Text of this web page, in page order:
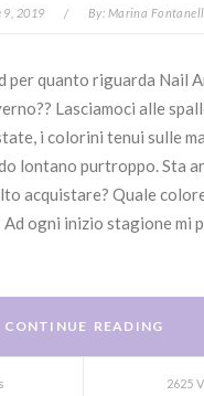
2019 / By: Marina
per quanto riguarda Nail
Lasciamoci alle
i colorini tenui sulle
lontano purtroppo. Sta
acquistare? Quale
ogni inizio stagione mi
CONTINUE READING
2625